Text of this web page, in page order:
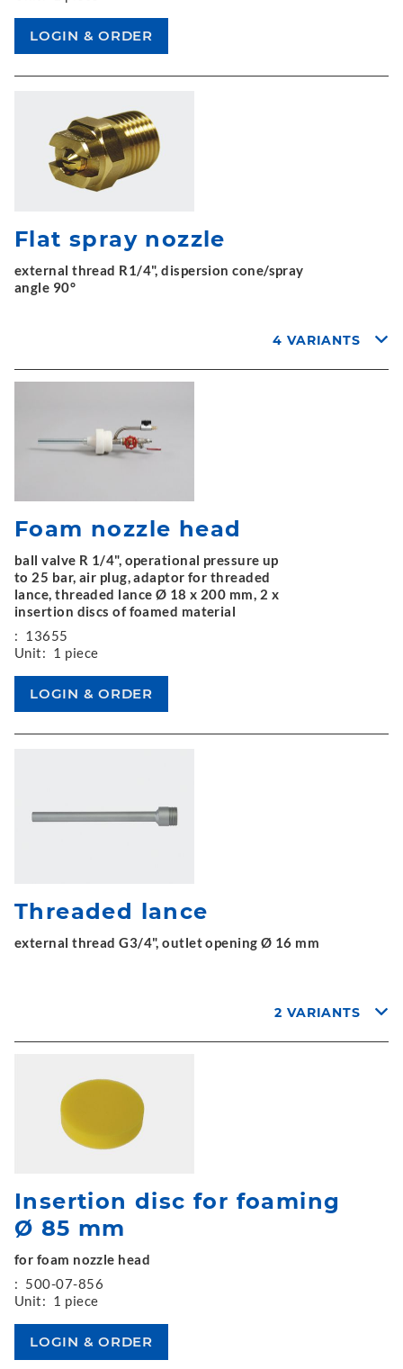
Flat spray nozzle
external thread R1/4", dispersion cone/spray
angle 90°
4 VARIANTS
Foam nozzle head
ball valve R 1/4", operational pressure up
to 25 bar, air plug, adaptor for threaded
lance, threaded lance Ø 18 x 200 mm, 2 x
insertion discs of foamed material
: 13655
Unit: 1 piece
Threaded lance
external thread G3/4", outlet opening Ø 16 mm
2 VARIANTS
Insertion disc for foaming
Ø 85 mm
for foam nozzle head
: 500-07-856
Unit: 1 piece